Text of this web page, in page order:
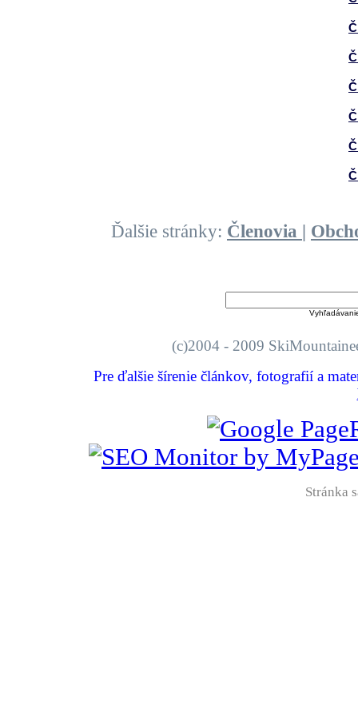
Ďalšie stránky: Členovia |
(c)2004 - 2009
Pre ďalšie šírenie článkov, fotografií a
Stránka